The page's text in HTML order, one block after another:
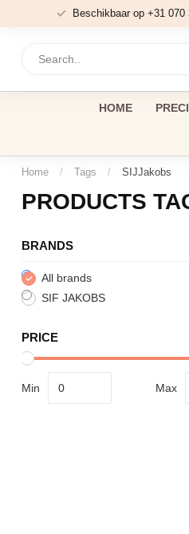
Beschikbaar op +31 070
HOME
Home / Tags / SIJJakobs
PRODUCTS
BRANDS
All brands
SIF JAKOBS
PRICE
Min Max